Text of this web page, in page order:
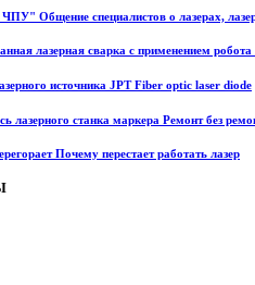
Общение специалистов о лазерах,
лазерная сварка с применением
источника JPT Fiber optic laser diode
лазерного станка маркера Ремонт без
Почему перестает работать лазер